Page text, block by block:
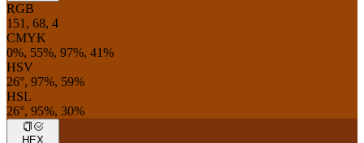
RGB
151, 68, 4
CMYK
0%, 55%, 97%, 41%
HSV
26°, 97%, 59%
HSL
26°, 95%, 30%
HEX